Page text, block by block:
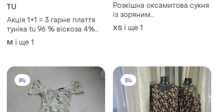
TU
Акція 1+1 = 3 гарне плаття
тунiка tu 96 % вiскоза 4%
еластан трикотаж
M і ще 1
Розкішна оксамитова сукня
із зоряним
принтом/warehouse
ХS і ще 1